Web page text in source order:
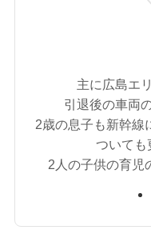
主に広島エ
引退後の車両
2歳の息子も新幹線
ついても
2人の子供の育児